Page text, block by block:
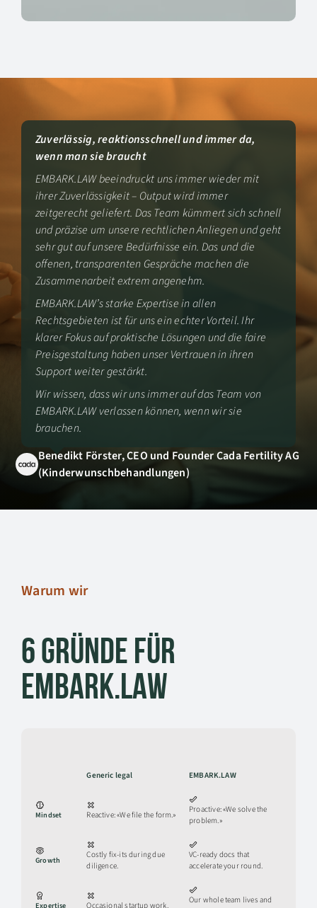
Zuverlässig, reaktionsschnell und immer da,
wenn man sie braucht
EMBARK.LAW beeindruckt uns immer wieder mit
ihrer Zuverlässigkeit – Output wird immer
zeitgerecht geliefert. Das Team kümmert sich schnell
und präzise um unsere rechtlichen Anliegen und geht
sehr gut auf unsere Bedürfnisse ein. Das und die
offenen, transparenten Gespräche machen die
Zusammenarbeit extrem angenehm.
EMBARK.LAW’s starke Expertise in allen
Rechtsgebieten ist für uns ein echter Vorteil. Ihr
klarer Fokus auf praktische Lösungen und die faire
Preisgestaltung haben unser Vertrauen in ihren
Support weiter gestärkt.
Wir wissen, dass wir uns immer auf das Team von
EMBARK.LAW verlassen können, wenn wir sie
brauchen.
Benedikt Förster, CEO und Founder Cada Fertility AG
(Kinderwunschbehandlungen)
Warum wir
6 Gründe für
EMBARK.LAW
Generic legal EMBARK.LAW
Mindset Reactive: «We file the form.»
Proactive: «We solve the
problem.»
Growth
Costly fix-its during due
diligence.
VC-ready docs that
accelerate your round.
Expertise Occasional startup work.
Our whole team lives and